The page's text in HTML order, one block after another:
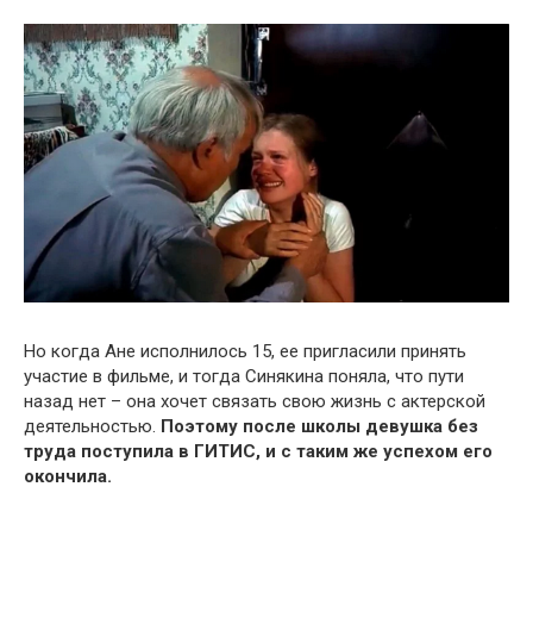
Но когда Ане исполнилось 15, ее пригласили принять
участие в фильме, и тогда Синякина поняла, что пути
назад нет – она хочет связать свою жизнь с актерской
деятельностью. Поэтому после школы девушка без
труда поступила в ГИТИС, и с таким же успехом его
окончила.